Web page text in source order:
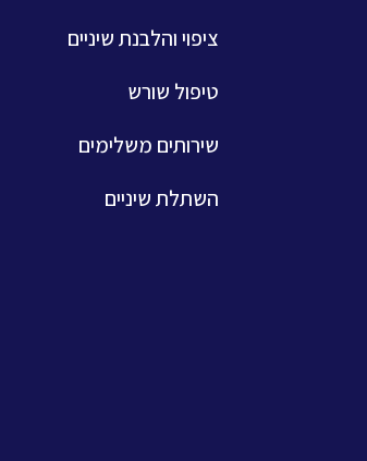
ציפוי והלבנת שיניים
טיפול שורש
שירותים משלימים
השתלת שיניים